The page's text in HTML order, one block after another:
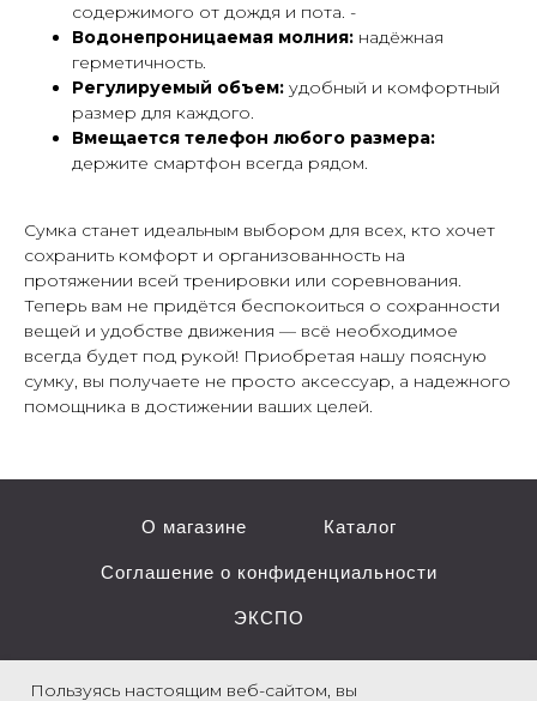
Пользуясь настоящим веб-сайтом, вы
содержимого от дождя и пота. -
Водонепроницаемая молния: надёжная
герметичность.
Регулируемый объем: удобный и комфортный
размер для каждого.
Вмещается телефон любого размера:
держите смартфон всегда рядом.
Сумка станет идеальным выбором для всех, кто хочет
сохранить комфорт и организованность на
протяжении всей тренировки или соревнования.
Теперь вам не придётся беспокоиться о сохранности
вещей и удобстве движения — всё необходимое
всегда будет под рукой! Приобретая нашу поясную
сумку, вы получаете не просто аксессуар, а надежного
помощника в достижении ваших целей.
О магазине Каталог
Соглашение о конфиденциальности
ЭКСПО